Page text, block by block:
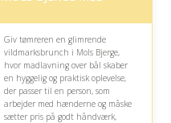
Giv tømreren en glimrende
vildmarksbrunch i Mols Bjerge,
hvor madlavning over bål skaber
en hyggelig og praktisk oplevelse,
der passer til en person, som
arbejder med hænderne og måske
sætter pris på godt håndværk,